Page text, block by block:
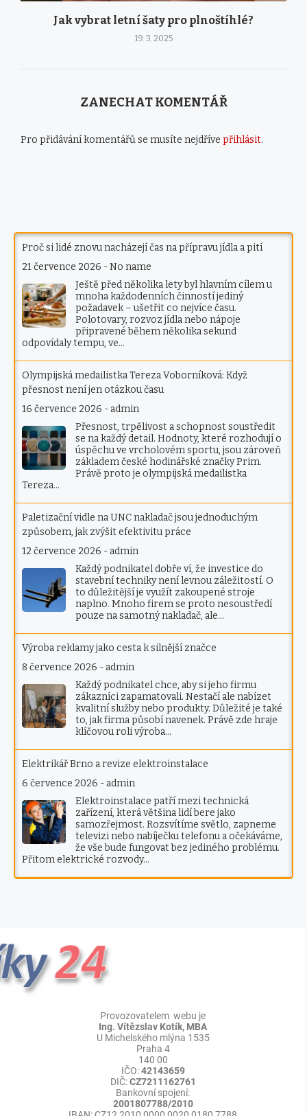
Jak vybrat letní šaty pro plnoštíhlé?
19. 3. 2025
ZANECHAT KOMENTÁŘ
Pro přidávání komentářů se musíte nejdříve přihlásit.
Proč si lidé znovu nacházejí čas na přípravu jídla a pití
21 července 2026 -No name
Ještě před několika lety byl hlavním cílem u
mnoha každodenních činností jediný
požadavek – ušetřit co nejvíce času.
Polotovary, rozvoz jídla nebo nápoje
připravené během několika sekund
odpovídaly tempu, ve…
Olympijská medailistka Tereza Voborníková: Když
přesnost není jen otázkou času
16 července 2026 - admin
Přesnost, trpělivost a schopnost soustředit
se na každý detail. Hodnoty, které rozhodují o
úspěchu ve vrcholovém sportu, jsou zároveň
základem české hodinářské značky Prim.
Právě proto je olympijská medailistka
Tereza…
Paletizační vidle na UNC nakladač jsou jednoduchým
způsobem, jak zvýšit efektivitu práce
12 července 2026 - admin
Každý podnikatel dobře ví, že investice do
stavební techniky není levnou záležitostí. O
to důležitější je využít zakoupené stroje
naplno. Mnoho firem se proto nesoustředí
pouze na samotný nakladač, ale…
Výroba reklamy jako cesta k silnější značce
8 července 2026 - admin
Každý podnikatel chce, aby si jeho firmu
zákazníci zapamatovali. Nestačí ale nabízet
kvalitní služby nebo produkty. Důležité je také
to, jak firma působí navenek. Právě zde hraje
klíčovou roli výroba…
Elektrikář Brno a revize elektroinstalace
6 července 2026 - admin
Elektroinstalace patří mezi technická
zařízení, která většina lidí bere jako
samozřejmost. Rozsvítíme světlo, zapneme
televizi nebo nabíječku telefonu a očekáváme,
že vše bude fungovat bez jediného problému.
Přitom elektrické rozvody…
Provozovatelem webu je
Ing. Vítězslav Kotík, MBA
U Michelského mlýna 1535
Praha 4
140 00
IČO:42143659
DIČ:CZ7211162761
Bankovní spojení:
2001807788/2010